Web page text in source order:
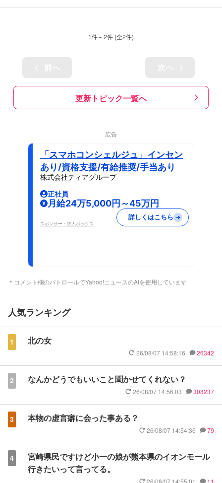
1件～2件 (全2件)
更新トピック一覧へ
広告
「スマホコンシェルジュ」インセン
あり/資格支援/有給推奨/手当あり
株式会社ティアグループ
正社員
月給24万5,000円～45万円
スポンサー：求人ボックス
詳しくはこちら
＊コメント欄のパトロールでYahoo!ニュースのAIを使用しています
人気ランキング
1 北の女
26/08/07 14:58:16 26342
2 なんかどうでもいいこと聞かせてくれない？
26/08/07 14:56:03 308237
3 本物の虚言癖に会った事ある？
26/08/07 14:54:36 79
4
宮崎県民ですけど小一の娘が熊本県のイオンモール
行きたいって言ってる。
26/08/07 14:55:01 11